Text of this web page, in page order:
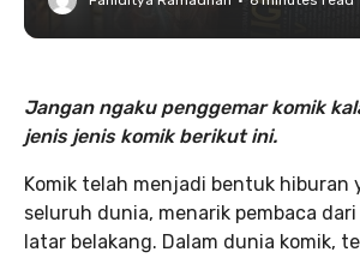
Jangan ngaku penggemar komik
jenis jenis komik berikut ini.
Komik telah menjadi bentuk hiburan
seluruh dunia, menarik pembaca
latar belakang. Dalam dunia komik,